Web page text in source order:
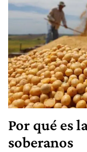
Por qué es
soberanos